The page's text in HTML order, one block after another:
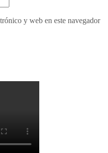
y web en este navegador